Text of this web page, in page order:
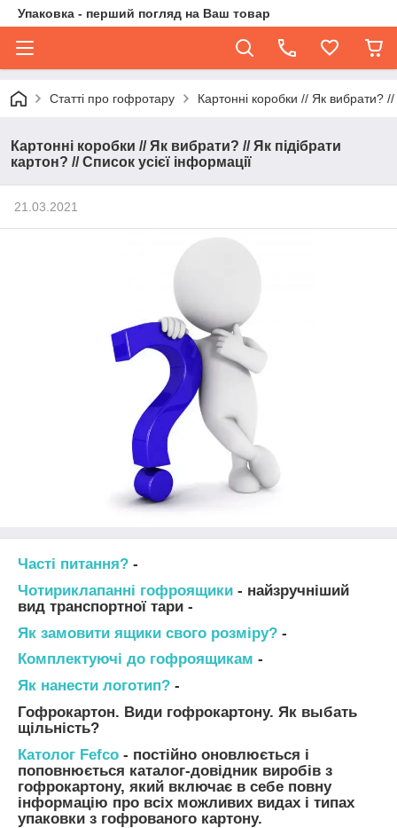
Упаковка - перший погляд на Ваш товар
Статті про гофротару Картонні коробки // Як вибрати? //
Картонні коробки // Як вибрати? // Як підібрати
картон? // Список усієї інформації
21.03.2021
Часті питання? -
Чотириклапанні гофроящики - найзручніший
вид транспортної тари -
Як замовити ящики свого розміру? -
Комплектуючі до гофроящикам -
Як нанести логотип? -
Гофрокартон. Види гофрокартону. Як выбать
щільність?
Католог Fefco - постійно оновлюється і
поповнюється каталог-довідник виробів з
гофрокартону, який включає в себе повну
інформацію про всіх можливих видах і типах
упаковки з гофрованого картону.